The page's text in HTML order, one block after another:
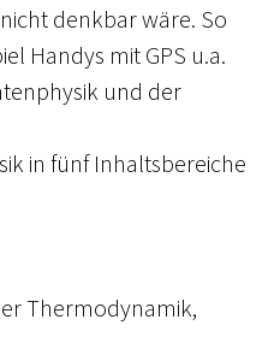
denkbar wäre. So
Handys mit GPS u.a.
und der
in fünf Inhaltsbereiche
Thermodynamik,